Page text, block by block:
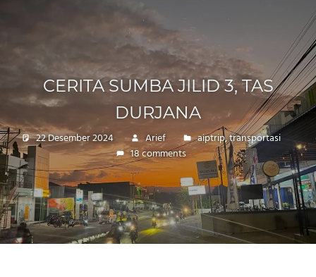
CERITA SUMBA JILID 3, TAS
DURJANA
22 Desember 2024 Arief aiptrip,transportasi
18 comments